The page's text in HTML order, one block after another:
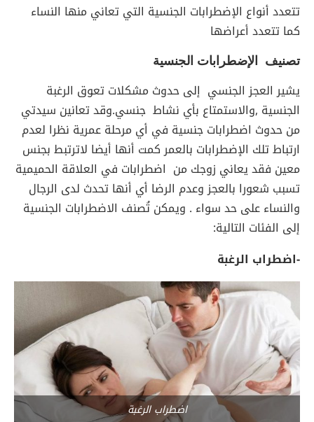
تتعدد أنواع الإضطرابات الجنسية التي تعاني منها النساء
كما تتعدد أعراضها
تصنيف الإضطرابات الجنسية
يشير العجز الجنسي إلى حدوث مشكلات تعوق الرغبة
الجنسية ,والاستمتاع بأي نشاط جنسي.وقد تعانين سيدتي
من حدوث اضطرابات جنسية في أي مرحلة عمرية نظرا لعدم
ارتباط تلك الإضطرابات بالعمر كمت أنها أيضا لاترتبط بجنس
معين فقد يعاني زوجك من اضطرابات في العلاقة الحميمية
تسبب شعورا بالعجز وعدم الرضا أي أنها تحدث لدى الرجال
والنساء على حد سواء . ويمكن تُصنف الاضطرابات الجنسية
إلى الفئات التالية:
-اضطراب الرغبة
اضطراب الرغبة